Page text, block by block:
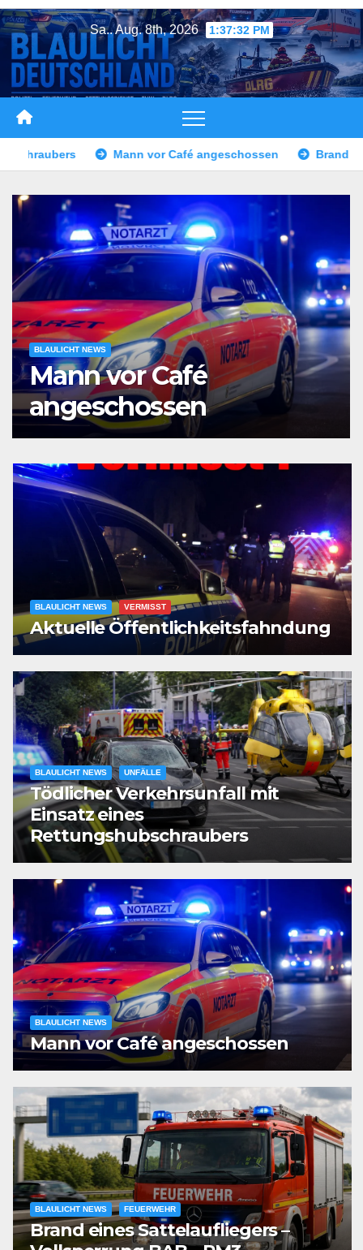
Zum
Inhalt
springen
Sa.. Aug. 8th, 2026 1:37:34 PM
Brand eines Sattelaufliegers – Vollsperrung
BLAULICHT NEWS
Mann vor Café
angeschossen
BLAULICHT NEWS VERMISST
Aktuelle Öffentlichkeitsfahndung
BLAULICHT NEWS UNFÄLLE
Tödlicher Verkehrsunfall mit
Einsatz eines
Rettungshubschraubers
BLAULICHT NEWS
Mann vor Café angeschossen
BLAULICHT NEWS FEUERWEHR
Brand eines Sattelaufliegers –